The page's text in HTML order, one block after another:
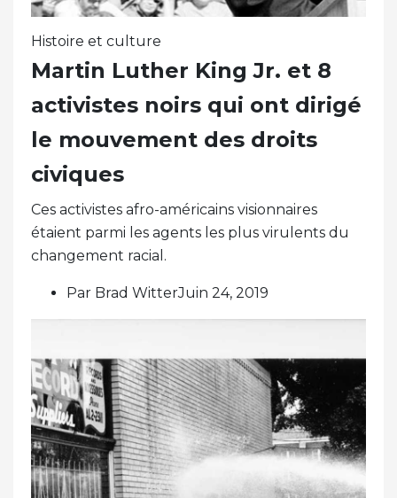
Histoire et culture
Martin Luther King Jr. et 8
activistes noirs qui ont dirigé
le mouvement des droits
civiques
Ces activistes afro-américains visionnaires
étaient parmi les agents les plus virulents du
changement racial.
Par Brad WitterJuin 24, 2019